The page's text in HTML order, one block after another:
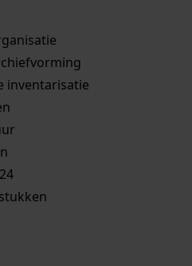
inventarisatie